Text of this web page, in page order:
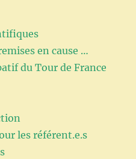
en cause …
du Tour de France
les référent.e.s